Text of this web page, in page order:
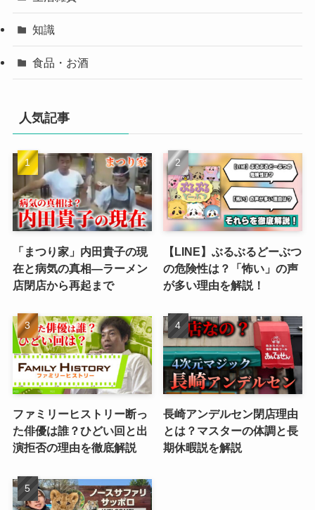
知識
食品・お酒
人気記事
「まつり家」内田貴子の現
在と病気の真相—ラーメン
店閉店から再起まで
【LINE】ぶるぶるどーぶつ
の危険性は？「怖い」の声
が多い理由を解説！
ファミリーヒストリー断っ
た俳優は誰？ひどい回と出
演拒否の理由を徹底解説
長崎アンデルセン閉店理由
とは？マスターの体調と長
期休暇説を解説